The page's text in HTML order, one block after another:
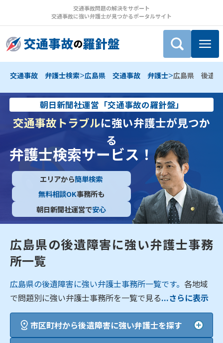
交通事故問題の解決をサポート
交通事故に強い弁護士が見つかるポータルサイト
交通事故 弁護士検索>広島県 交通事故 弁護士>広島県 後遺
朝日新聞社運営「交通事故の羅針盤」
交通事故トラブルに強い弁護士が見つか
る
弁護士検索サービス！
エリアから簡単検索
無料相談OK事務所も
朝日新聞社運営で安心
広島県の後遺障害に強い弁護士事務
所一覧
広島県の後遺障害に強い弁護士事務所一覧です。各地域
で問題別に強い弁護士事務所を一覧で見る...さらに表示
市区町村から後遺障害に強い弁護士を探す